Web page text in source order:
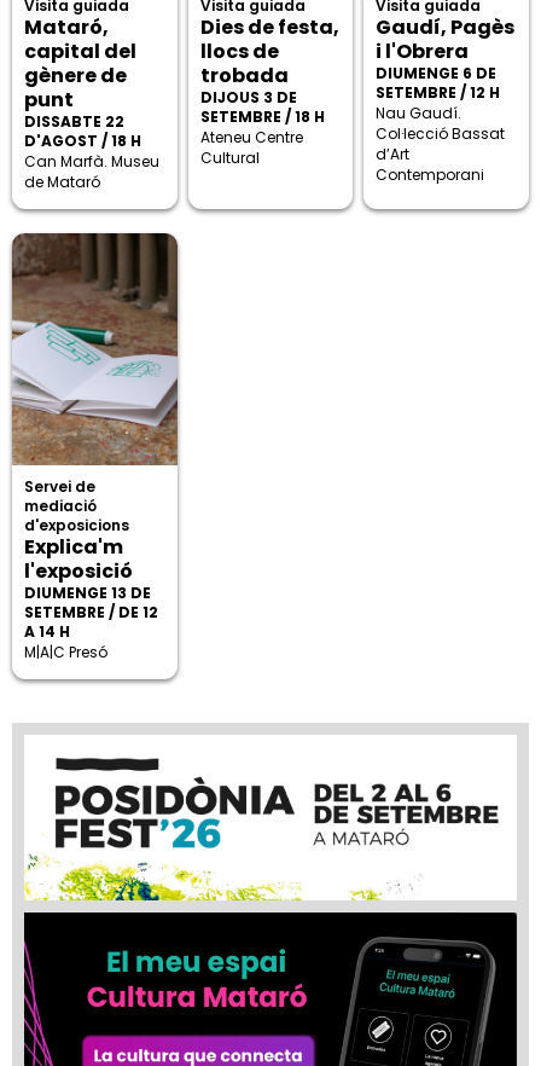
Visita guiada
Mataró,
capital del
gènere de
punt
DISSABTE 22
D'AGOST / 18 H
Can Marfà. Museu
de Mataró
Visita guiada
Dies de festa,
llocs de
trobada
DIJOUS 3 DE
SETEMBRE / 18 H
Ateneu Centre
Cultural
Visita guiada
Gaudí, Pagès
i l'Obrera
DIUMENGE 6 DE
SETEMBRE / 12 H
Nau Gaudí.
Col·lecció Bassat
d’Art
Contemporani
Servei de
mediació
d'exposicions
Explica'm
l'exposició
DIUMENGE 13 DE
SETEMBRE / DE 12
A 14 H
M|A|C Presó